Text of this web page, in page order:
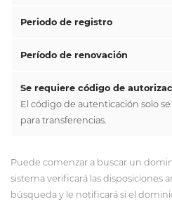
Periodo de registro
Período de renovación
Se requiere código de
El código de autenticación solo
para transferencias.
Puede comenzar a buscar un
sistema verificará las disposiciones
búsqueda y le notificará si el